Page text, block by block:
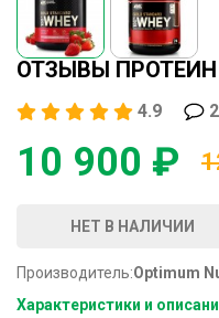
ОТЗЫВЫ ПРОТЕИН
4.9
10 900 ₽
НЕТ В НАЛИЧИИ
Производитель:Optimum
Характеристики и